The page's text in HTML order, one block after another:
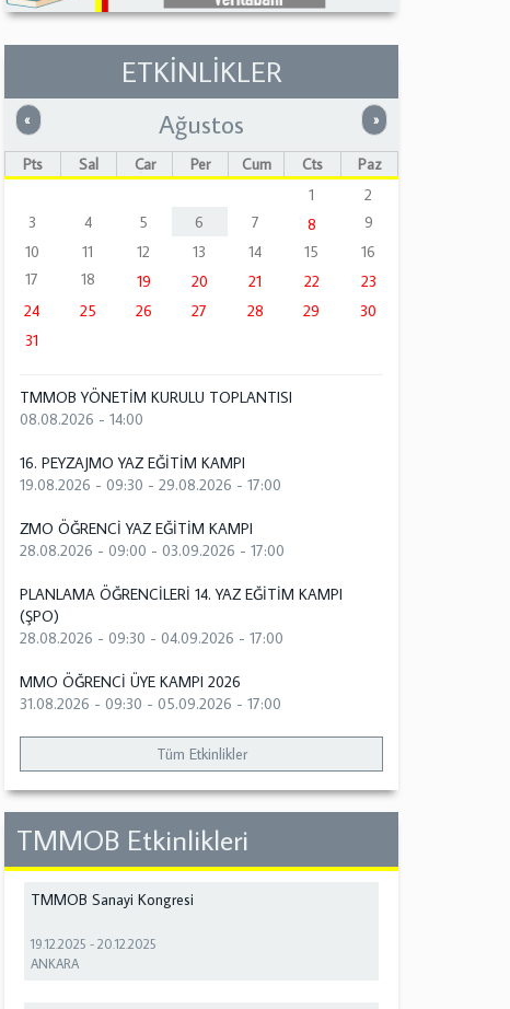
ETKİNLİKLER
« Önceki »Sonraki
Ağustos
Pts Sal Çar Per Cum Cts
Paz
1
2
3
4 5 6 7 8
9
10
11 12 13 14 15
16
17
18 19 20 21 22
23
24
25 26 27 28 29
30
31
TMMOB YÖNETİM KURULU TOPLANTISI
08.08.2026 - 14:00
16. PEYZAJMO YAZ EĞİTİM KAMPI
19.08.2026 - 09:30 -29.08.2026 - 17:00
ZMO ÖĞRENCİ YAZ EĞİTİM KAMPI
28.08.2026 - 09:00 -03.09.2026 - 17:00
PLANLAMA ÖĞRENCİLERİ 14. YAZ EĞİTİM KAMPI
(ŞPO)
28.08.2026 - 09:30 -04.09.2026 - 17:00
MMO ÖĞRENCİ ÜYE KAMPI 2026
31.08.2026 - 09:30 -05.09.2026 - 17:00
Tüm Etkinlikler
TMMOB Etkinlikleri
TMMOB Sanayi Kongresi
19.12.2025 -20.12.2025
ANKARA